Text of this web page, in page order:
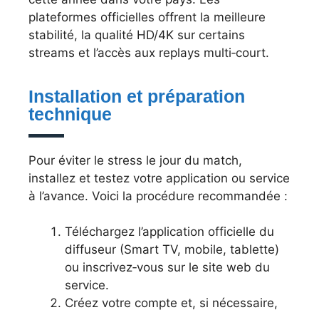
plateformes officielles offrent la meilleure
stabilité, la qualité HD/4K sur certains
streams et l’accès aux replays multi‑court.
Installation et préparation
technique
Pour éviter le stress le jour du match,
installez et testez votre application ou service
à l’avance. Voici la procédure recommandée :
Téléchargez l’application officielle du
diffuseur (Smart TV, mobile, tablette)
ou inscrivez‑vous sur le site web du
service.
Créez votre compte et, si nécessaire,